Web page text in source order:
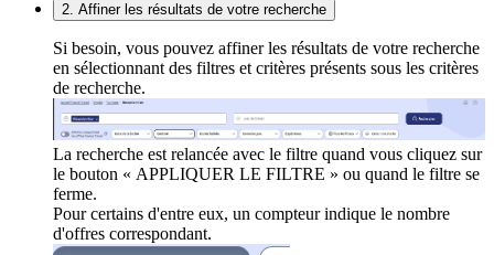
2. Affiner les résultats de votre recherche
Si besoin, vous pouvez affiner les résultats de votre recherche
en sélectionnant des filtres et critères présents sous les critères
de recherche.
La recherche est relancée avec le filtre quand vous cliquez sur
le bouton « APPLIQUER LE FILTRE » ou quand le filtre se
ferme.
Pour certains d'entre eux, un compteur indique le nombre
d'offres correspondant.